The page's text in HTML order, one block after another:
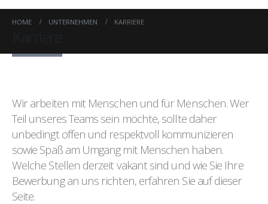
HOME UNTERNEHMEN KARRIERE
Wir arbeiten mit Menschen und für Menschen. Wer
Teil unseres Teams sein möchte, sollte daher
unbedingt offen und respektvoll kommunizieren
sowie Spaß am Umgang mit Menschen haben.
Welche Stellen derzeit vakant sind und wie Sie Ihre
Bewerbung an uns richten, erfahren Sie auf dieser
Seite.